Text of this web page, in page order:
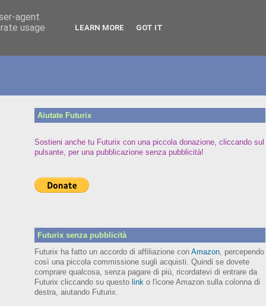
Aiutate Futurix
Sostieni anche tu Futurix con una piccola donazione, cliccando sul
pulsante, per una pubblicazione senza pubblicità!
Futurix senza pubblicità
Futurix ha fatto un accordo di affiliazione con Amazon, percependo
così una piccola commissione sugli acquisti. Quindi se dovete
comprare qualcosa, senza pagare di più, ricordatevi di entrare da
Futurix cliccando su questo link o l'icone Amazon sulla colonna di
destra, aiutando Futurix.
agent
usage
LEARN MORE GOT IT